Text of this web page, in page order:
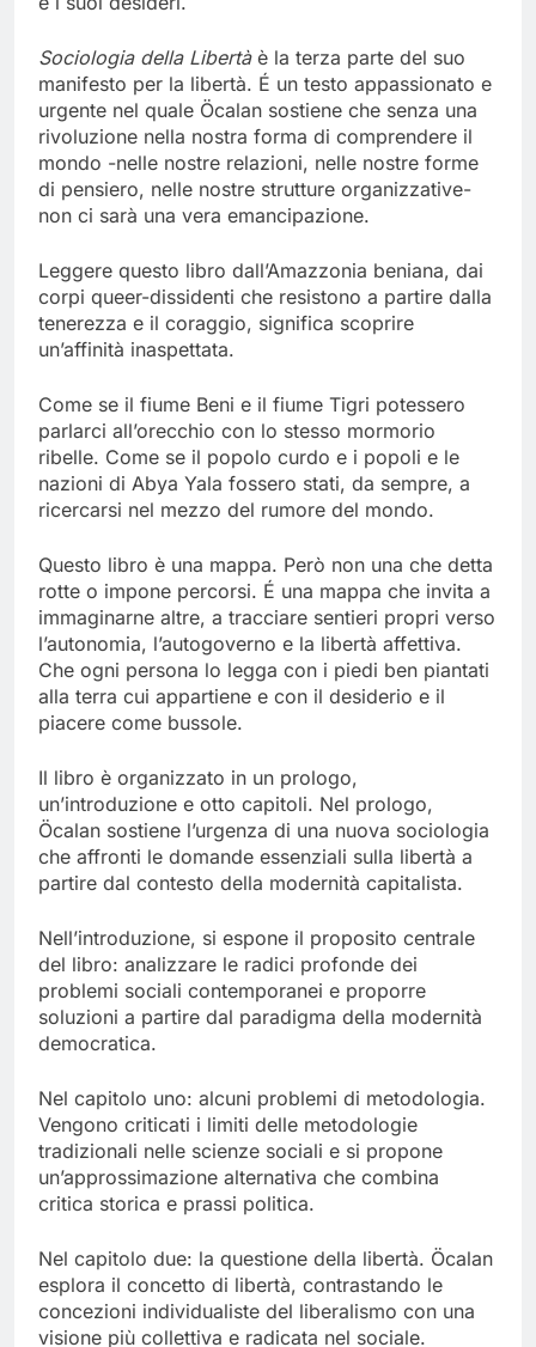
Sociologia della Libertàè la terza parte del suo
manifesto per la libertà. É un testo appassionato e
urgente nel quale Öcalan sostiene che senza una
rivoluzione nella nostra forma di comprendere il
mondo -nelle nostre relazioni, nelle nostre forme
di pensiero, nelle nostre strutture organizzative-
non ci sarà una vera emancipazione.
Leggere questo libro dall’Amazzonia beniana, dai
corpi queer-dissidenti che resistono a partire dalla
tenerezza e il coraggio, significa scoprire
un’affinità inaspettata.
Come se il fiume Beni e il fiume Tigri potessero
parlarci all’orecchio con lo stesso mormorio
ribelle. Come se il popolo curdo e i popoli e le
nazioni di Abya Yala fossero stati, da sempre, a
ricercarsi nel mezzo del rumore del mondo.
Questo libro è una mappa. Però non una che detta
rotte o impone percorsi. É una mappa che invita a
immaginarne altre, a tracciare sentieri propri verso
l’autonomia, l’autogoverno e la libertà affettiva.
Che ogni persona lo legga con i piedi ben piantati
alla terra cui appartiene e con il desiderio e il
piacere come bussole.
Il libro è organizzato in un prologo,
un’introduzione e otto capitoli. Nel prologo,
Öcalan sostiene l’urgenza di una nuova sociologia
che affronti le domande essenziali sulla libertà a
partire dal contesto della modernità capitalista.
Nell’introduzione, si espone il proposito centrale
del libro: analizzare le radici profonde dei
problemi sociali contemporanei e proporre
soluzioni a partire dal paradigma della modernità
democratica.
Nel capitolo uno: alcuni problemi di metodologia.
Vengono criticati i limiti delle metodologie
tradizionali nelle scienze sociali e si propone
un’approssimazione alternativa che combina
critica storica e prassi politica.
Nel capitolo due: la questione della libertà. Öcalan
esplora il concetto di libertà, contrastando le
concezioni individualiste del liberalismo con una
visione più collettiva e radicata nel sociale.